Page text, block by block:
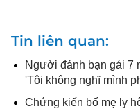
Tin liên quan
Người đánh bạn gái 7
'Tôi không nghĩ mình
Chứng kiến bố mẹ ly